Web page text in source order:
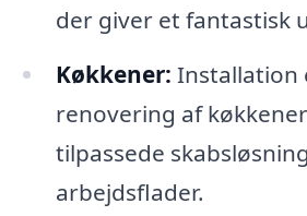
der giver et fantastisk
Køkkener: Installation
renovering af
tilpassede
arbejdsflader.